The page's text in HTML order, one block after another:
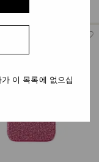
이 목록에 없으십